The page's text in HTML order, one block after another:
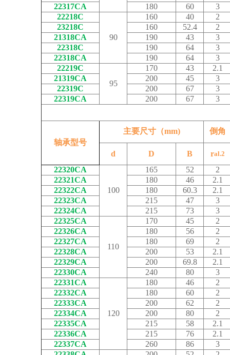
22317CA
180 60
3
22218C
90
160 40
2
23218C
160 52.4
2
21318CA
190 43
3
22318C
190 64
3
22318CA
190 64
3
22219C
95
170 43
2.1
21319CA
200 45
3
22319C
200 67
3
22319CA
200 67 3
轴承型号
主要尺寸（mm) 倒角
d D B ral.2
22320CA
100
165 52
2
22321CA
180 46
2.1
22322CA
180 60.3
2.1
22323CA
215 47
3
22324CA
215 73
3
22325CA
110
170 45
2
22326CA
180 56
2
22327CA
180 69
2
22328CA
200 53
2.1
22329CA
200 69.8
2.1
22330CA
240 80
3
22331CA
120
180 46
2
22332CA
180 60
2
22333CA
200 62
2
22334CA
200 80
2
22335CA
215 58
2.1
22336CA
215 76
2.1
22337CA
260 86
3